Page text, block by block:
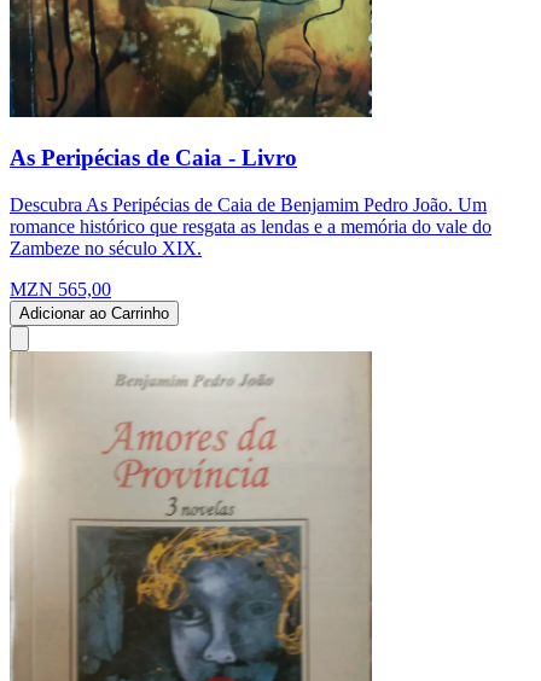
As Peripécias de Caia - Livro
Descubra As Peripécias de Caia de Benjamim Pedro João. Um
romance histórico que resgata as lendas e a memória do vale do
Zambeze no século XIX.
MZN 565,00
Adicionar ao Carrinho